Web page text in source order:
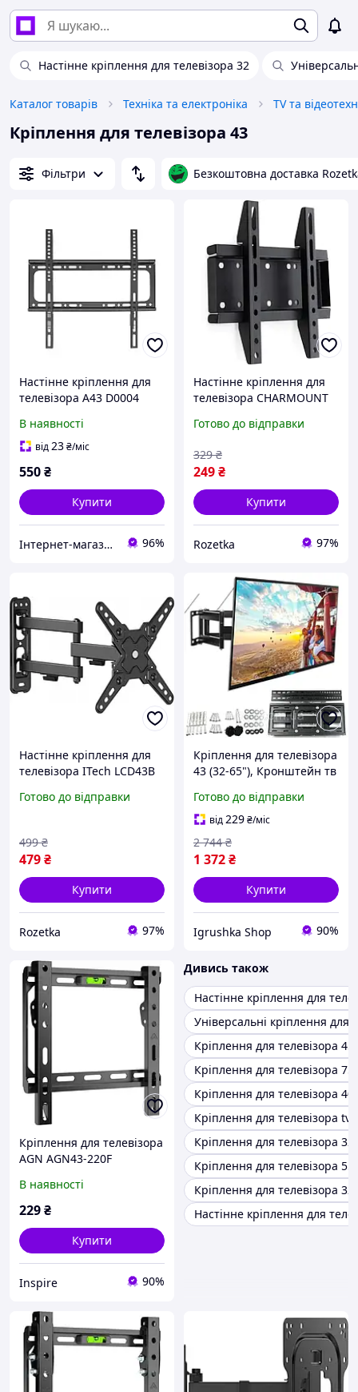
Настінне кріплення для телевізора 32
Каталог товарів Техніка та електроніка TV та
Кріплення для телевізора 43
Фільтри Безкоштовна доставка
Настінне кріплення для
телевізора A43 D0004
400×400, до 50 кг
В наявності
від23₴/міс
550₴
Купити
Інтернет-магазин "Sibelis_store" /ФОП Продиус Володимир Васильович 96%
Настінне кріплення для
телевізора CHARMOUNT
Готово до відправки
249₴
329 ₴
Купити
Rozetka 97%
Настінне кріплення для
телевізора ITech LCD43B
Готово до відправки
479₴
499 ₴
Купити
Rozetka 97%
Кріплення для телевізора
43 (32-65"), Кронштейн тв
тв, Кріплення для тв на
стіну, RYH
Готово до відправки
від229₴/міс
1 372₴
2 744 ₴
Купити
Igrushka Shop 90%
Кріплення для телевізора
AGN AGN43-220F
В наявності
229₴
Купити
Inspire 90%
Дивись також
Настінне кріплення для
Універсальні кріплення для
Кріплення для телевізора 45
Кріплення для телевізора 75
Кріплення для телевізора
Кріплення для телевізора tv
Кріплення для телевізора 32
Кріплення для телевізора 55
Кріплення для телевізора
Настінне кріплення для